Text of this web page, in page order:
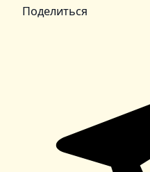
Поделиться